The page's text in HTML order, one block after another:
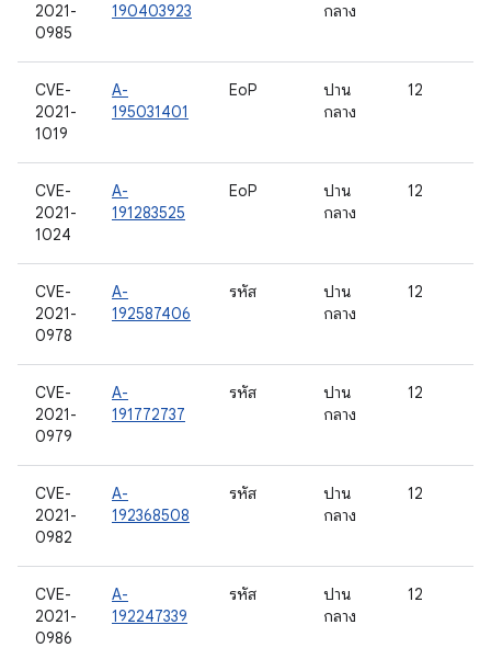
2021-
0985
190403923
กลาง
CVE-
2021-
1019
A-
195031401
EoP
ปาน
กลาง
12
CVE-
2021-
1024
A-
191283525
EoP
ปาน
กลาง
12
CVE-
2021-
0978
A-
192587406
รหัส
ปาน
กลาง
12
CVE-
2021-
0979
A-
191772737
รหัส
ปาน
กลาง
12
CVE-
2021-
0982
A-
192368508
รหัส
ปาน
กลาง
12
CVE-
2021-
0986
A-
192247339
รหัส
ปาน
กลาง
12